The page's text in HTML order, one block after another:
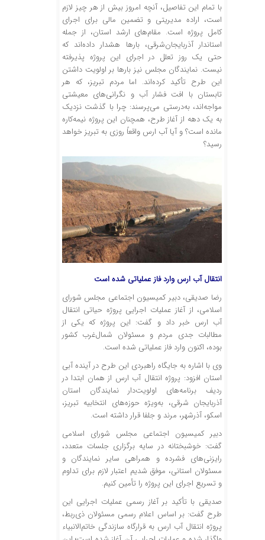
با تمام این تفاصیل، آنچه امروز بیش از هر چیز لازم
است، اراده مدیریتی و تضمین مالی برای اجرای
کامل پروژه است. مقام‌های ارشد استان، از جمله
استاندار آذربایجان‌شرقی، بارها هشدار داده‌اند که
حتی یک روز تعلل در اجرای این پروژه پذیرفته
نیست. نمایندگان مجلس نیز بارها بر اولویت داشتن
این طرح تأکید کرده‌اند. اما مردم تبریز، که هر
تابستان با افت فشار آب و نگرانی‌های معیشتی
مواجه‌اند، به‌درستی می‌پرسند: چرا با گذشت نزدیک
به یک دهه از آغاز طرح، همچنان این پروژه نیمه‌کاره
مانده است؟ و آیا آب ارس واقعاً روزی به تبریز خواهد
رسید؟
انتقال آب ارس وارد فاز عملیاتی شده است
رضا صدیقی، دبیر کمیسیون اجتماعی مجلس شورای
اسلامی، از آغاز عملیات اجرایی پروژه حیاتی انتقال
آب ارس خبر داد و گفت: این پروژه که یکی از
مطالبات جدی مردم و مسئولان شمال‌غرب کشور
بوده، اکنون وارد فاز عملیاتی شده است.
وی با اشاره به جایگاه راهبردی این طرح در آینده آبی
استان افزود: پروژه انتقال آب ارس از همان ابتدا در
ردیف برنامه‌های اولویت‌دار نمایندگان استان
آذربایجان شرقی، به‌ویژه حوزه‌های انتخابیه تبریز،
اسکو، آذرشهر، مرند و جلفا قرار داشته است.
دبیر کمیسیون اجتماعی مجلس شورای اسلامی
گفت: خوشبختانه در سایه برگزاری جلسات متعدد،
رایزنی‌های فشرده و همراهی سایر نمایندگان و
مسئولان استانی، موفق شدیم اعتبار لازم برای تداوم
و تسریع اجرای این پروژه را تأمین کنیم.
صدیقی با تأکید بر آغاز رسمی عملیات اجرایی این
طرح گفت: بر اساس اعلام رسمی مسئولان ذی‌ربط،
پروژه انتقال آب ارس به قرارگاه سازندگی خاتم‌الانبیاء